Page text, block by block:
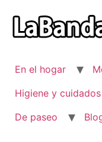
contenido
En el hogar
Higiene y cuidados
De paseo